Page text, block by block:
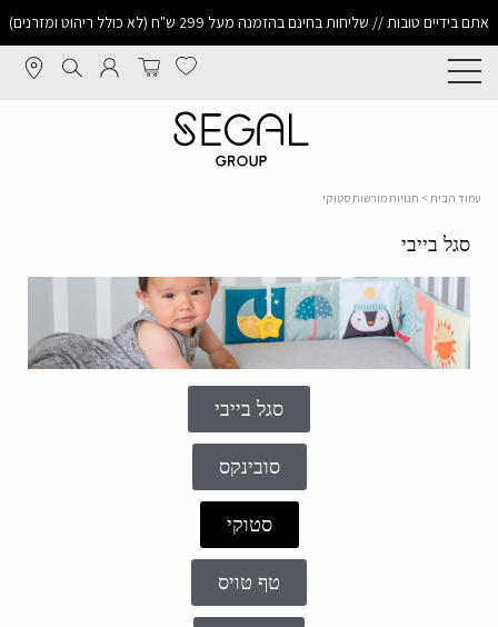
אתם בידיים טובות // שליחות בחינם בהזמנה מעל 299 ש"ח (לא כולל ריהוט ומזרנים)
עמוד הבית> חנויות מורשות סטוקי
סגל בייבי
סגל בייבי
סובינקס
סטוקי
טף טויס